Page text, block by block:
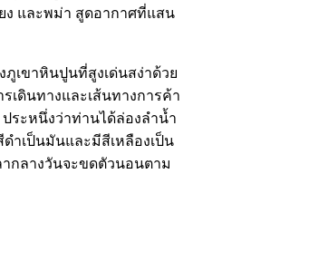
ง และพม่า สูดอากาศที่แสน
เขาหินปูนที่สูงเด่นสง่าด้วย
เดินทางและเส้นทางการค้า
ระหนึ่งว่าท่านได้ล่องลำน้ำ
ำเป็นมันและมีสีเหลืองเป็น
ากลางวันจะขดตัวนอนตาม